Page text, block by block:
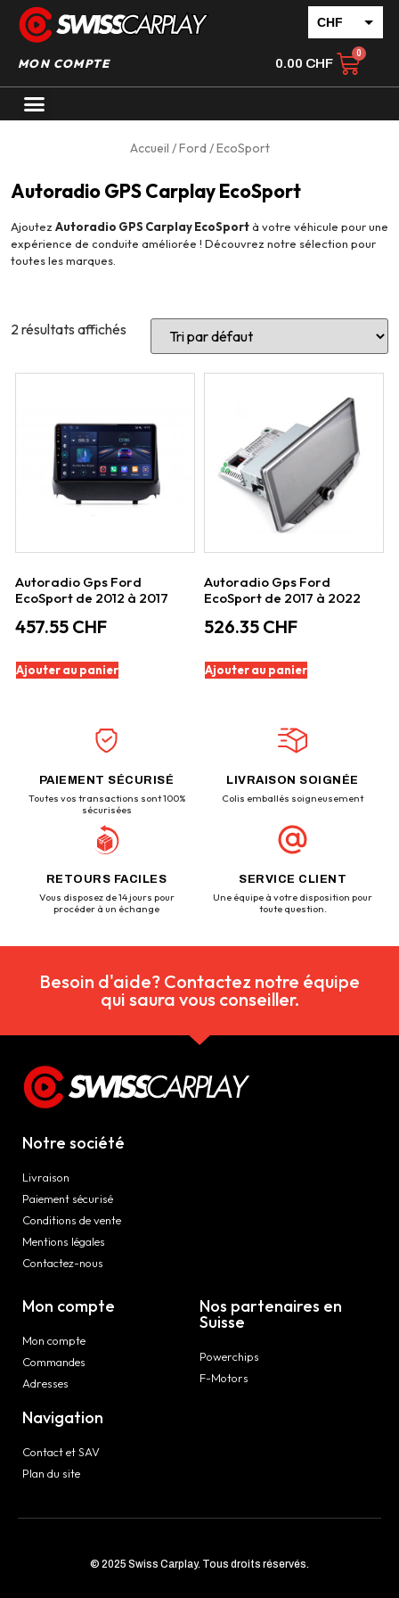
CHF
EUR
MON COMPTE 0.00 CHF
Accueil /Ford / EcoSport
Autoradio GPS Carplay EcoSport
Ajoutez Autoradio GPS Carplay EcoSportà votre véhicule pour une
expérience de conduite améliorée ! Découvrez notre sélection pour
toutes les marques.
2 résultats affichés
Autoradio Gps Ford
EcoSport de 2012 à 2017
457.55 CHF
Ajouter au panier
Autoradio Gps Ford
EcoSport de 2017 à 2022
526.35 CHF
Ajouter au panier
PAIEMENT SÉCURISÉ
Toutes vos transactions sont 100%
sécurisées
LIVRAISON SOIGNÉE
Colis emballés soigneusement
RETOURS FACILES
Vous disposez de 14 jours pour
procéder à un échange
SERVICE CLIENT
Une équipe à votre disposition pour
toute question.
Besoin d'aide? Contactez notre équipe
qui saura vous conseiller.
Notre société
Livraison
Paiement sécurisé
Conditions de vente
Mentions légales
Contactez-nous
Mon compte
Mon compte
Commandes
Adresses
Navigation
Contact et SAV
Plan du site
Nos partenaires en
Suisse
Powerchips
F-Motors
© 2025 Swiss Carplay. Tous droits réservés.